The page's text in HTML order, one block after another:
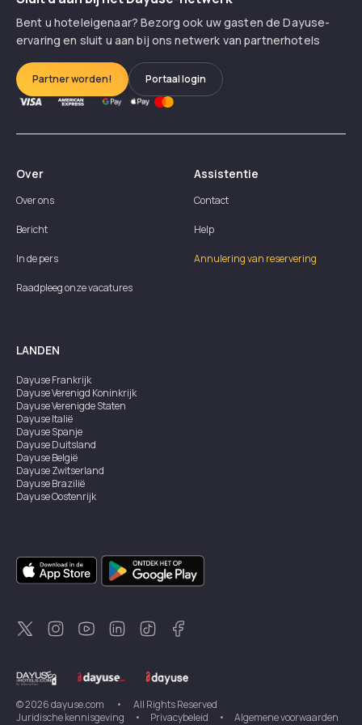
Bent u hoteleigenaar? Bezorg ook uw gasten de Dayuse-
ervaring en sluit u aan bij ons netwerk van partnerhotels
Partner worden! Portaal login
Over
Over ons
Bericht
In de pers
Raadpleeg onze vacatures
Assistentie
Contact
Help
Annulering van reservering
LANDEN
DayuseFrankrijk
DayuseVerenigd Koninkrijk
DayuseVerenigde Staten
DayuseItalië
DayuseSpanje
DayuseDuitsland
DayuseBelgië
DayuseZwitserland
DayuseBrazilië
DayuseOostenrijk
DayuseSingapore
DayuseZweden
DayuseThailand
DayuseNieuw-Zeeland
DayuseTurkiye
©2026dayuse.com •
All Rights Reserved
Juridische kennisgeving
• Privacybeleid • Algemene voorwaarden